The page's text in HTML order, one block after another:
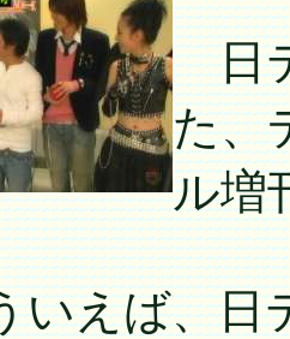
日テ
た、
ル増
えば、日